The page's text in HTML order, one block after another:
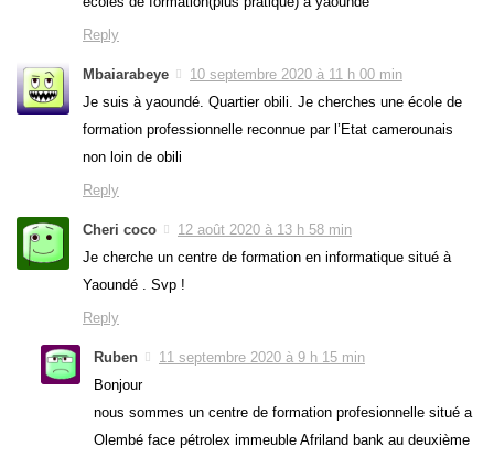
Reply
Mbaiarabeye
10 septembre 2020 à 11 h 00 min
Je suis à yaoundé. Quartier obili. Je cherches une école de
formation professionnelle reconnue par l’Etat camerounais
non loin de obili
Reply
Cheri coco
12 août 2020 à 13 h 58 min
Je cherche un centre de formation en informatique situé à
Yaoundé . Svp !
Reply
Ruben
11 septembre 2020 à 9 h 15 min
Bonjour
nous sommes un centre de formation profesionnelle situé a
Olembé face pétrolex immeuble Afriland bank au deuxième